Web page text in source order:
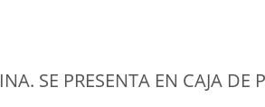
SE PRESENTA EN CAJA DE